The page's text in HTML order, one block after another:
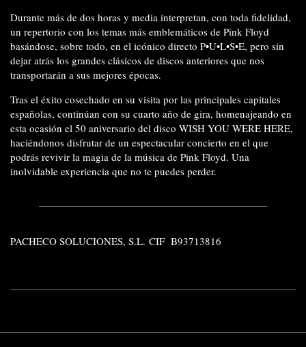
Durante más de dos horas y media interpretan, con toda fidelidad,
un repertorio con los temas más emblemáticos de Pink Floyd
basándose, sobre todo, en el icónico directo P•U•L•S•E, pero sin
dejar atrás los grandes clásicos de discos anteriores que nos
transportarán a sus mejores épocas.
Tras el éxito cosechado en su visita por las principales capitales
españolas, continúan con su cuarto año de gira, homenajeando en
esta ocasión el 50 aniversario del disco WISH YOU WERE HERE,
haciéndonos disfrutar de un espectacular concierto en el que
podrás revivir la magia de la música de Pink Floyd. Una
inolvidable experiencia que no te puedes perder.
PACHECO SOLUCIONES, S.L. CIF B93713816